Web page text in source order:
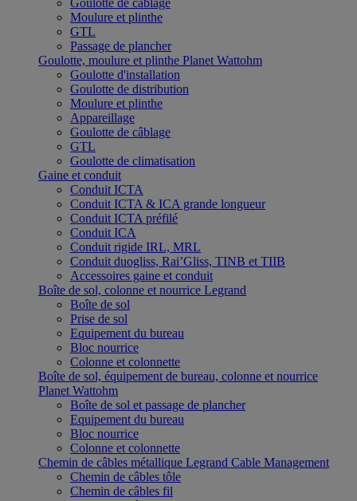
Goulotte de câblage
Moulure et plinthe
GTL
Passage de plancher
Goulotte, moulure et plinthe Planet Wattohm
Goulotte d'installation
Goulotte de distribution
Moulure et plinthe
Appareillage
Goulotte de câblage
GTL
Goulotte de climatisation
Gaine et conduit
Conduit ICTA
Conduit ICTA & ICA grande longueur
Conduit ICTA préfilé
Conduit ICA
Conduit rigide IRL, MRL
Conduit duogliss, Rai’Gliss, TINB et TIIB
Accessoires gaine et conduit
Boîte de sol, colonne et nourrice Legrand
Boîte de sol
Prise de sol
Equipement du bureau
Bloc nourrice
Colonne et colonnette
Boîte de sol, équipement de bureau, colonne et nourrice
Planet Wattohm
Boîte de sol et passage de plancher
Equipement du bureau
Bloc nourrice
Colonne et colonnette
Chemin de câbles métallique Legrand Cable Management
Chemin de câbles tôle
Chemin de câbles fil